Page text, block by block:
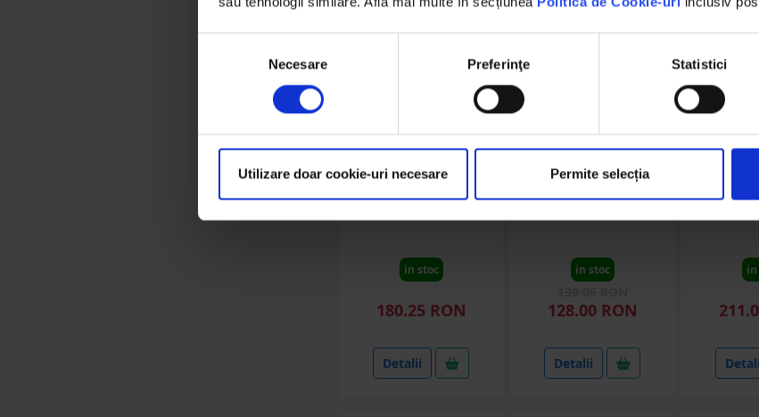
consimțământului
Necesare Preferinţe Statistici
Utilizare doar cookie-uri necesare Permite selecția
DISCX75
L=1575mm M29 C+F
in stoc
180.25 RON
Detalii
DISBV22
Ax patrat lung M27
220cm lungime, patrat
in stoc
128.00 RON
Detalii
in